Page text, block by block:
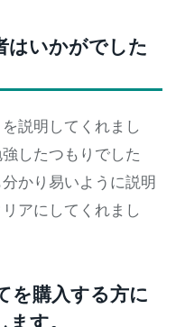
いかがでした
説明してくれまし
したつもりでした
かり易いように説明
アにしてくれまし
購入する方に
す。